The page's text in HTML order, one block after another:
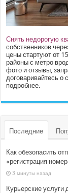
Снять недорогую
собственников
цены стартуют от
районы с метро
фото и отзывы,
договаривайтесь о
подробнее.
Последние
Как обезопасить
«регистрация
3 минуты назад
Курьерские услуги